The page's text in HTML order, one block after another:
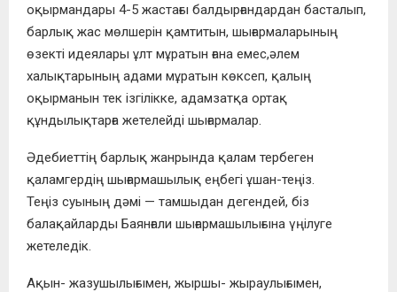
оқырмандары 4-5 жастағы балдырғандардан басталып,
барлық жас мөлшерін қамтитын, шығармаларының
өзекті идеялары ұлт мұратын ғана емес,әлем
халықтарының адами мұратын көксеп, қалың
оқырманын тек ізгілікке, адамзатқа ортақ
құндылықтарға жетелейді шығармалар.
Әдебиеттің барлық жанрында қалам тербеген
қаламгердің шығармашылық еңбегі ұшан-теңіз.
Теңіз суының дәмі — тамшыдан дегендей, біз
балақайларды Баянғали шығармашылығына үңілуге
жетеледік.
Ақын- жазушылығымен, жыршы- жыраулығымен,